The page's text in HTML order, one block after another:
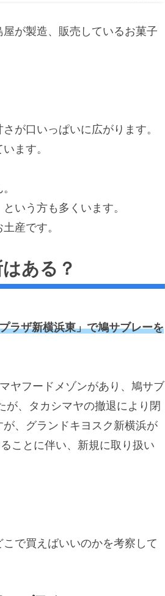
が製造、販売しているお菓子
が口いっぱいに広がります。
ます。
いう方も多くいます。
産です。
ある？
ラザ新横浜東」で鳩サブレーを
ヤフードメゾンがあり、鳩サブ
が、タカシマヤの撤退により閉
、グランドキヨスク新横浜が
ことに伴い、新規に取り扱い
で買えばいいのかを考察して